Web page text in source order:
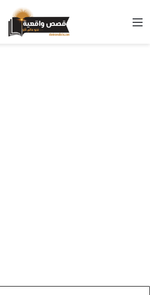
القائمة